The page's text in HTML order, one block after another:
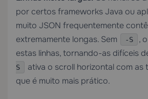
por certos frameworks Java ou
muito JSON frequentemente
extremamente longas. Sem
-S , o
estas linhas, tornando-as difíceis
S
ativa o scroll horizontal com as
que é muito mais prático.